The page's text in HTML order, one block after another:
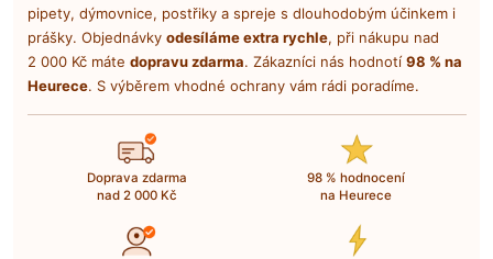
pipety, dýmovnice, postřiky a spreje s dlouhodobým účinkem i
prášky. Objednávky odesíláme extra rychle, při nákupu nad
2 000 Kč máte dopravu zdarma. Zákazníci nás hodnotí 98 % na
Heurece. S výběrem vhodné ochrany vám rádi poradíme.
Doprava zdarma
nad 2 000 Kč
98 % hodnocení
na Heurece